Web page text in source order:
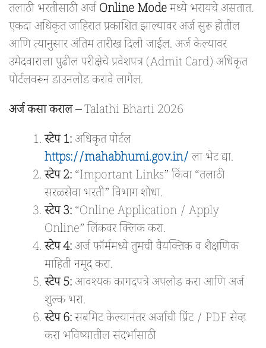
तलाठी भरतीसाठी अर्जOnline Modeमध्ये भरायचे असतात.
एकदा अधिकृत जाहिरात प्रकाशित झाल्यावर अर्ज सुरू होतील
आणि त्यानुसार अंतिम तारीख दिली जाईल. अर्ज केल्यावर
उमेदवाराला पुढील परीक्षेचे प्रवेशपत्र (Admit Card) अधिकृत
पोर्टलवरून डाउनलोड करावे लागेल.
अर्ज कसा कराल –Talathi Bharti 2026
स्टेप 1:अधिकृत पोर्टल
https://mahabhumi.gov.in/ला भेट द्या.
स्टेप 2:“Important Links” किंवा “तलाठी
सरळसेवा भरती” विभाग शोधा.
स्टेप 3:“Online Application / Apply
Online” लिंकवर क्लिक करा.
स्टेप 4:अर्ज फॉर्ममध्ये तुमची वैयक्तिक व शैक्षणिक
माहिती नमूद करा.
स्टेप 5:आवश्यक कागदपत्रे अपलोड करा आणि अर्ज
शुल्क भरा.
स्टेप 6:सबमिट केल्यानंतर अर्जाची प्रिंट / PDF सेव्ह
करा भविष्यातील संदर्भासाठी